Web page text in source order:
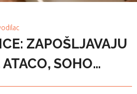
ZAPOŠLJAVAJU
SOHO…